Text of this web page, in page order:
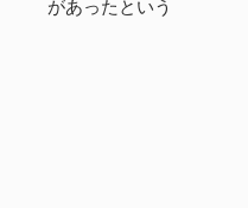
があったという